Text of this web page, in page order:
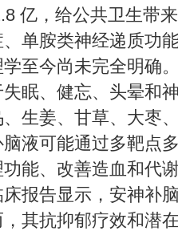
亿，给公共卫生带
单胺类神经递质功
至今尚未完全明确
眠、健忘、头晕和
生姜、甘草、大枣
液可能通过多靶点
能、改善造血和代
报告显示，安神补
其抗抑郁疗效和潜